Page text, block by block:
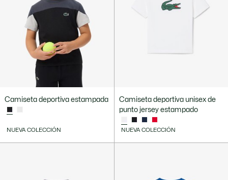
Camiseta deportiva estampada
NUEVA COLECCIÓN
Camiseta deportiva unisex de
punto jersey estampado
NUEVA COLECCIÓN